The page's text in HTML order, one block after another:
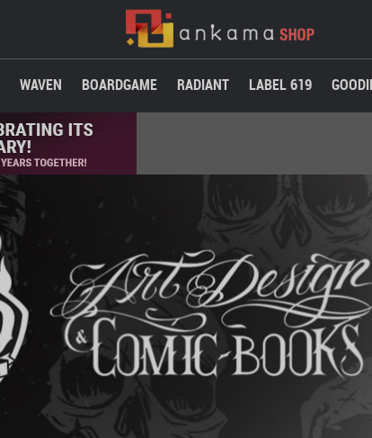
WAVEN BOARDGAME RADIANT LABEL 619